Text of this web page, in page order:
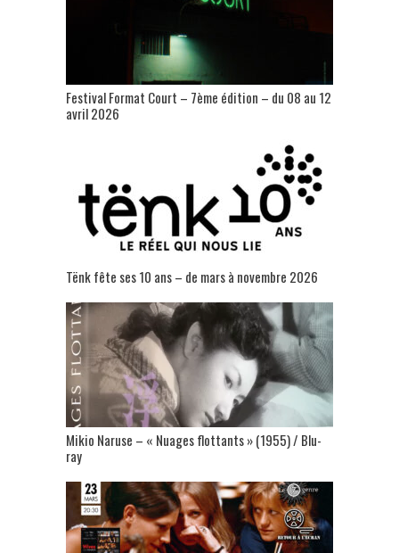
Festival Format Court – 7ème édition – du 08 au 12
avril 2026
Tënk fête ses 10 ans – de mars à novembre 2026
Mikio Naruse – « Nuages flottants » (1955) / Blu-
ray